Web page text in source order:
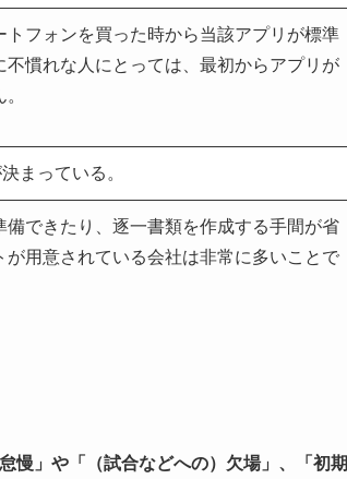
フォンを買った時から当該アプリが標準
慣れな人にとっては、最初からアプリが
まっている。
できたり、逐一書類を作成する手間が省
用意されている会社は非常に多いことで
慢」や「（試合などへの）欠場」、「初期